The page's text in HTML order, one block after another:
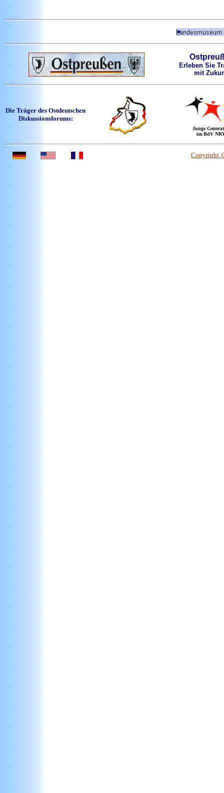
Erleben Sie
mit
Die Träger des Ostdeutschen
Diskussionsforums:
Junge
im BdV
Copyright